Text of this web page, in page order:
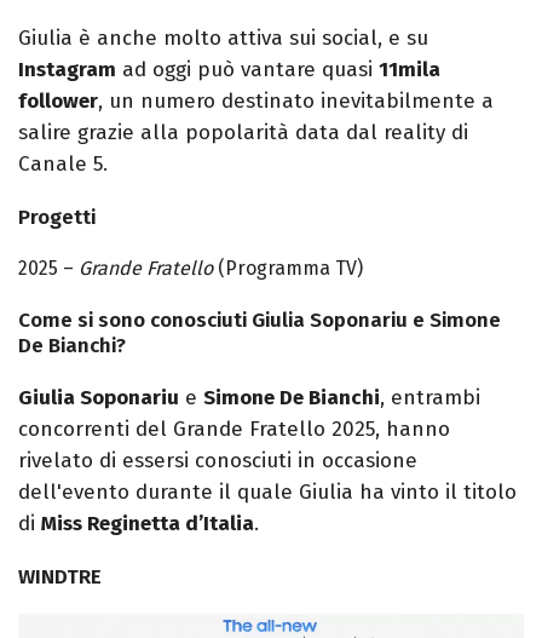
Giulia è anche molto attiva sui social, e su
Instagram ad oggi può vantare quasi 11mila
follower, un numero destinato inevitabilmente a
salire grazie alla popolarità data dal reality di
Canale 5.
Progetti
2025 – Grande Fratello(Programma TV)
Come si sono conosciuti Giulia Soponariu e Simone
De Bianchi?
Giulia Soponariu e Simone De Bianchi, entrambi
concorrenti del Grande Fratello 2025, hanno
rivelato di essersi conosciuti in occasione
dell'evento durante il quale Giulia ha vinto il titolo
di Miss Reginetta d’Italia.
WINDTRE